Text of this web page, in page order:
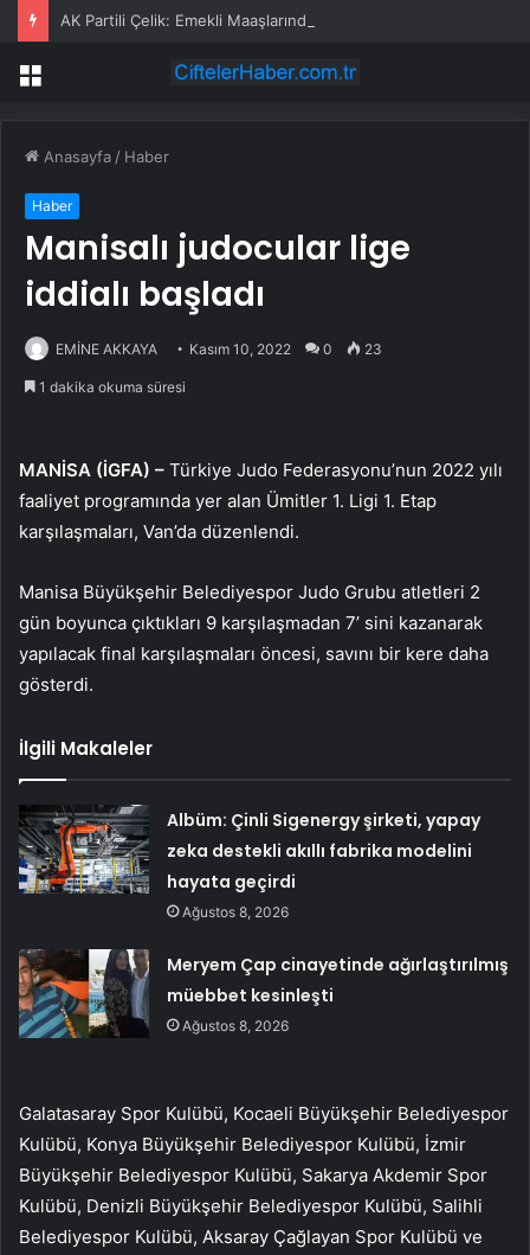
Menü
Anasayfa / Haber
Haber
Manisalı judocular lige
iddialı başladı
EMİNE AKKAYA Kasım 10, 2022 0 23
1 dakika okuma süresi
MANİSA (İGFA) – Türkiye Judo Federasyonu’nun 2022 yılı
faaliyet programında yer alan Ümitler 1. Ligi 1. Etap
karşılaşmaları, Van’da düzenlendi.
Manisa Büyükşehir Belediyespor Judo Grubu atletleri 2
gün boyunca çıktıkları 9 karşılaşmadan 7’ sini kazanarak
yapılacak final karşılaşmaları öncesi, savını bir kere daha
gösterdi.
İlgili Makaleler
Albüm: Çinli Sigenergy şirketi, yapay
zeka destekli akıllı fabrika modelini
hayata geçirdi
Ağustos 8, 2026
Meryem Çap cinayetinde ağırlaştırılmış
müebbet kesinleşti
Ağustos 8, 2026
Galatasaray Spor Kulübü, Kocaeli Büyükşehir Belediyespor
Kulübü, Konya Büyükşehir Belediyespor Kulübü, İzmir
Büyükşehir Belediyespor Kulübü, Sakarya Akdemir Spor
Kulübü, Denizli Büyükşehir Belediyespor Kulübü, Salihli
Belediyespor Kulübü, Aksaray Çağlayan Spor Kulübü ve